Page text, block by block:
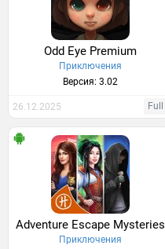
Odd Eye Premium
Приключения
Версия: 3.02
26.12.2025 Full
Adventure Escape Mysteries
Приключения